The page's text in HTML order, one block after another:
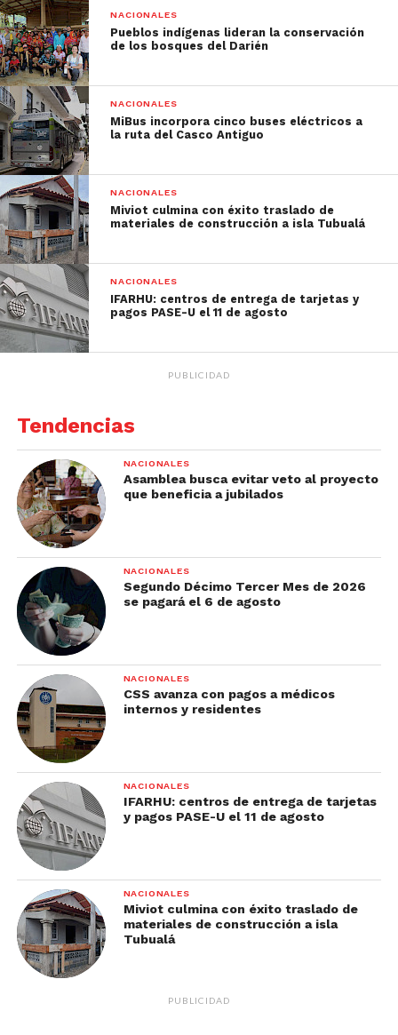
NACIONALES
Pueblos indígenas lideran la conservación
de los bosques del Darién
NACIONALES
MiBus incorpora cinco buses eléctricos a
la ruta del Casco Antiguo
NACIONALES
Miviot culmina con éxito traslado de
materiales de construcción a isla Tubualá
NACIONALES
IFARHU: centros de entrega de tarjetas y
pagos PASE-U el 11 de agosto
PUBLICIDAD
Tendencias
NACIONALES
Asamblea busca evitar veto al proyecto
que beneficia a jubilados
NACIONALES
Segundo Décimo Tercer Mes de 2026
se pagará el 6 de agosto
NACIONALES
CSS avanza con pagos a médicos
internos y residentes
NACIONALES
IFARHU: centros de entrega de tarjetas
y pagos PASE-U el 11 de agosto
NACIONALES
Miviot culmina con éxito traslado de
materiales de construcción a isla
Tubualá
PUBLICIDAD